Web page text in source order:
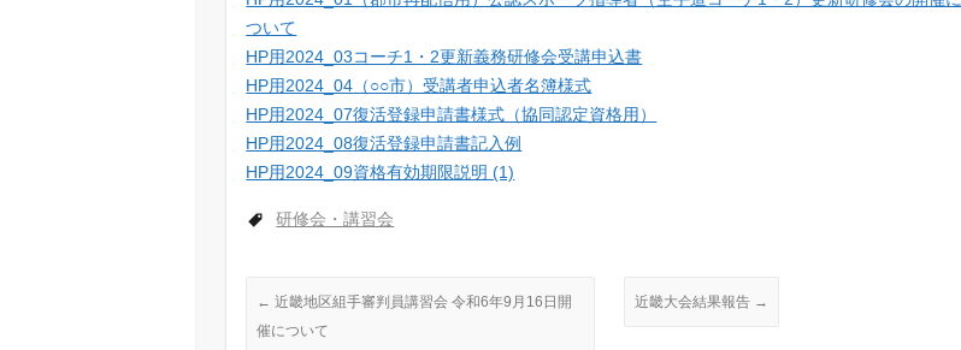
ついて
HP用2024_03コーチ1・2更新義務研修会受講申込書
HP用2024_04（○○市）受講者申込者名簿様式
HP用2024_07復活登録申請書様式（協同認定資格用）
HP用2024_08復活登録申請書記入例
HP用2024_09資格有効期限説明 (1)
研修会・講習会
← 近畿地区組手審判員講習会 令和6年9月16日開
催について
近畿大会結果報告 →